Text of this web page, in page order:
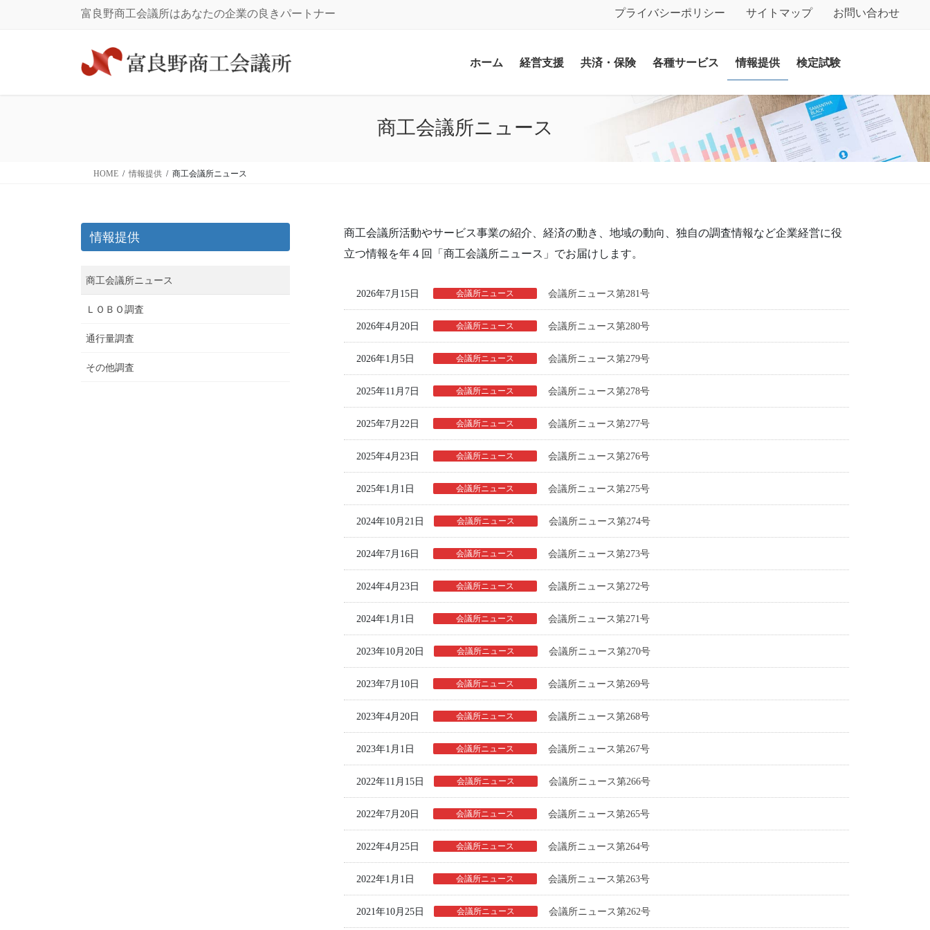
富良野商工会議所はあなたの企業の良きパートナー プライバシーポリシー サイトマップ お問い合わせ
ホーム 経営支援 共済・保険 各種サービス 情報提供 検定試験
商工会議所ニュース
HOME 情報提供 商工会議所ニュース
商工会議所活動やサービス事業の紹介、経済の動き、地域の動向、独自の調査情報など企業経営に役
立つ情報を年４回「商工会議所ニュース」でお届けします。
2026年7月15日 会議所ニュース 会議所ニュース第281号
2026年4月20日 会議所ニュース 会議所ニュース第280号
2026年1月5日 会議所ニュース 会議所ニュース第279号
2025年11月7日 会議所ニュース 会議所ニュース第278号
2025年7月22日 会議所ニュース 会議所ニュース第277号
2025年4月23日 会議所ニュース 会議所ニュース第276号
2025年1月1日 会議所ニュース 会議所ニュース第275号
2024年10月21日 会議所ニュース 会議所ニュース第274号
2024年7月16日 会議所ニュース 会議所ニュース第273号
2024年4月23日 会議所ニュース 会議所ニュース第272号
2024年1月1日 会議所ニュース 会議所ニュース第271号
2023年10月20日 会議所ニュース 会議所ニュース第270号
2023年7月10日 会議所ニュース 会議所ニュース第269号
2023年4月20日 会議所ニュース 会議所ニュース第268号
2023年1月1日 会議所ニュース 会議所ニュース第267号
2022年11月15日 会議所ニュース 会議所ニュース第266号
2022年7月20日 会議所ニュース 会議所ニュース第265号
2022年4月25日 会議所ニュース 会議所ニュース第264号
2022年1月1日 会議所ニュース 会議所ニュース第263号
2021年10月25日 会議所ニュース 会議所ニュース第262号
情報提供
商工会議所ニュース
ＬＯＢＯ調査
通行量調査
その他調査